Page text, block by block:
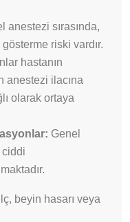
anestezi sırasında,
riski vardır.
hastanın
anestezi ilacına
olarak ortaya
Genel
beyin hasarı veya